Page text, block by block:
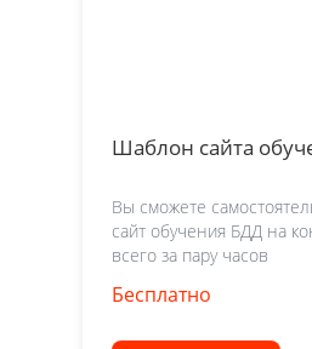
Шаблон сайта
Вы сможете
сайт обучения БДД на
всего за пару часов
Бесплатно